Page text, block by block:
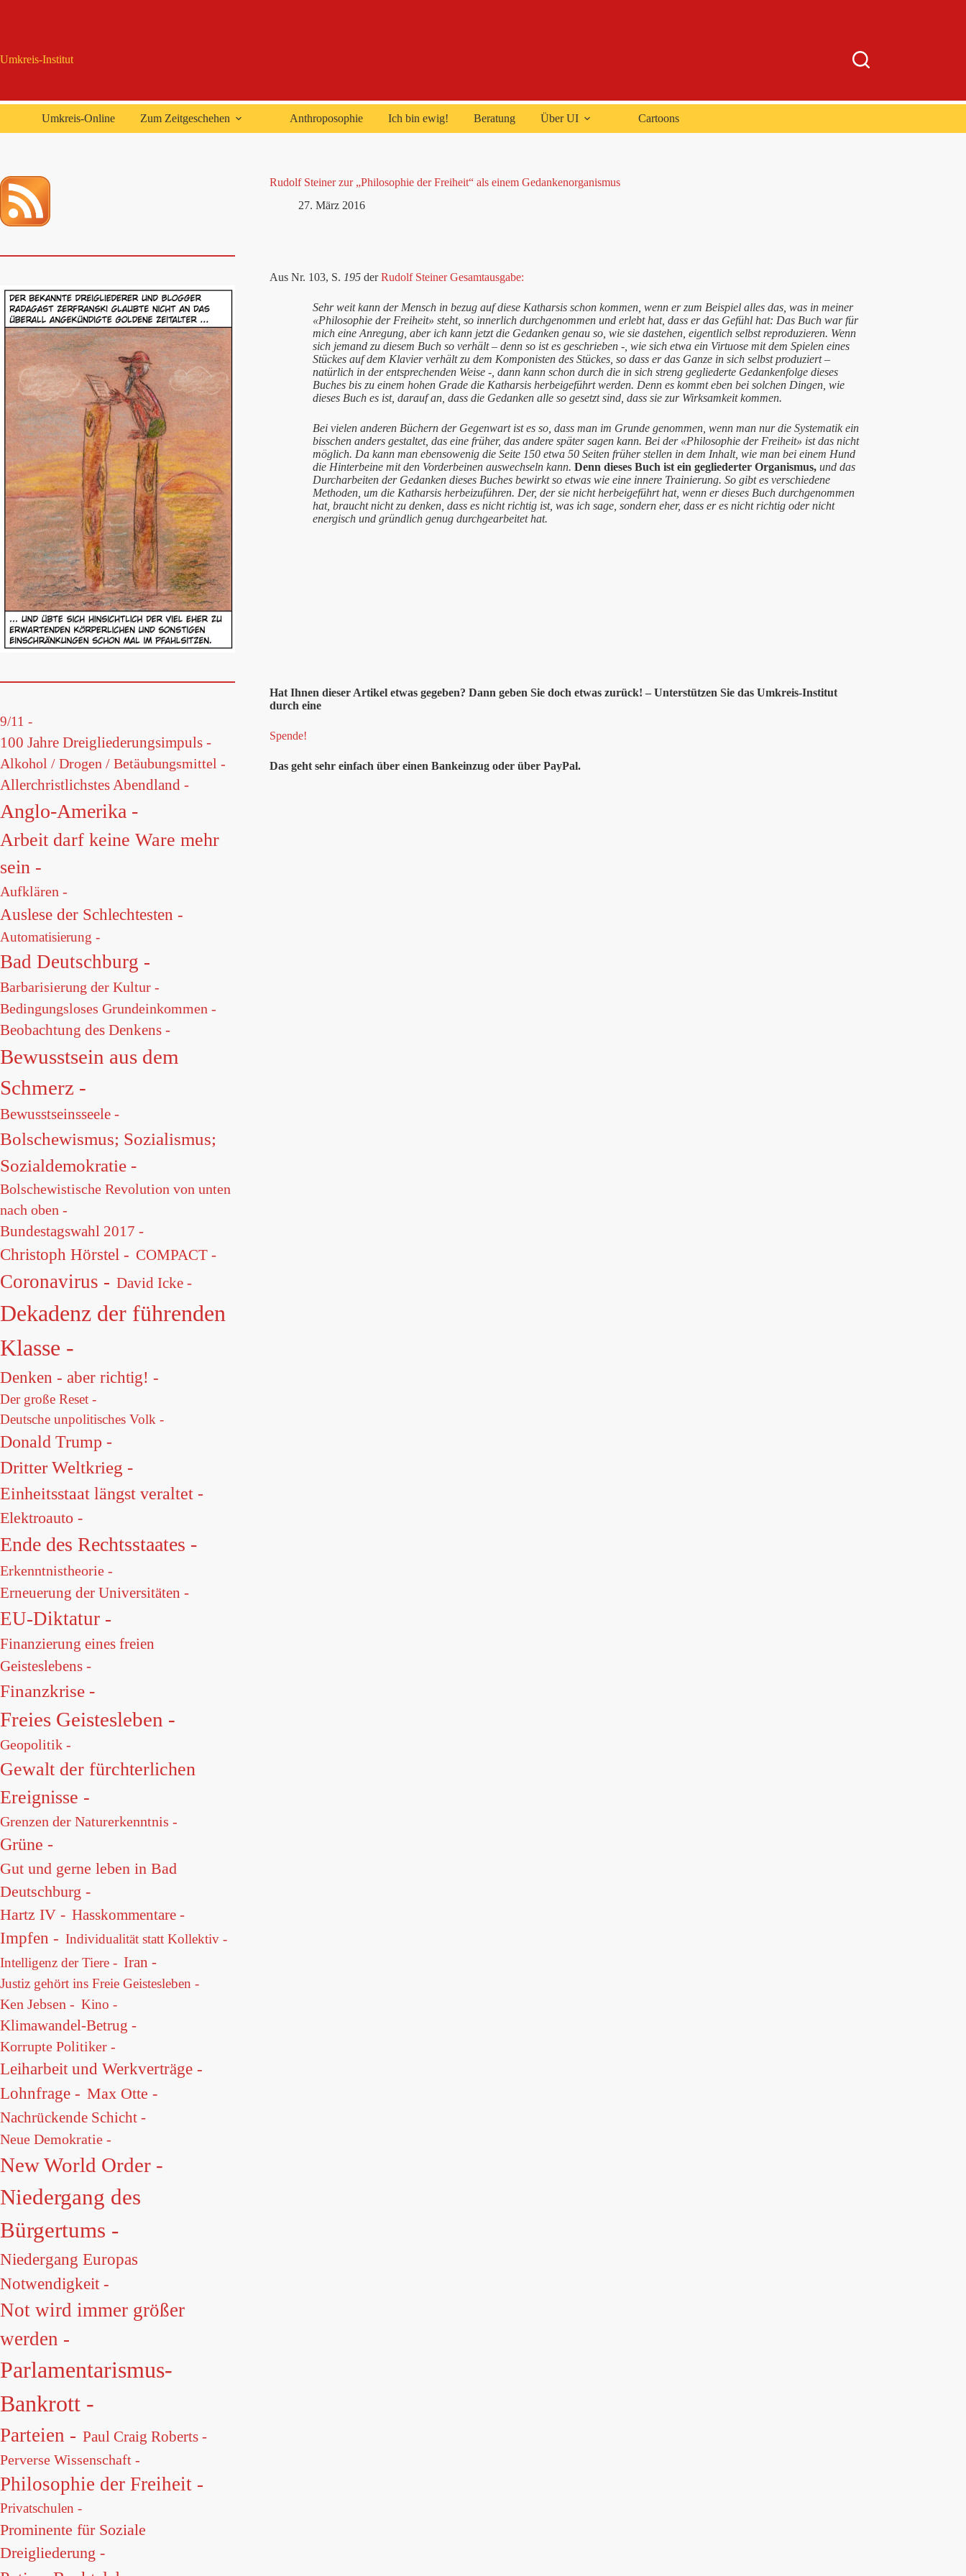
Umkreis-Institut
Umkreis-Online Zum Zeitgeschehen Anthroposophie Ich bin ewig! Beratung Über UI Cartoons
Rudolf Steiner zur „Philosophie der Freiheit“ als einem Gedankenorganismus
27. März 2016
Aus Nr. 103, S. 195derRudolf Steiner Gesamtausgabe:
Sehr weit kann der Mensch in bezug auf diese Katharsis schon kommen, wenn er zum Beispiel alles das, was in meiner
«Philosophie der Freiheit» steht, so innerlich durchgenommen und erlebt hat, dass er das Gefühl hat: Das Buch war für
mich eine Anregung, aber ich kann jetzt die Gedanken genau so, wie sie dastehen, eigentlich selbst reproduzieren. Wenn
sich jemand zu diesem Buch so verhält – denn so ist es geschrieben -, wie sich etwa ein Virtuose mit dem Spielen eines
Stückes auf dem Klavier verhält zu dem Komponisten des Stückes, so dass er das Ganze in sich selbst produziert –
natürlich in der entsprechenden Weise -, dann kann schon durch die in sich streng gegliederte Gedankenfolge dieses
Buches bis zu einem hohen Grade die Katharsis herbeigeführt werden. Denn es kommt eben bei solchen Dingen, wie
dieses Buch es ist, darauf an, dass die Gedanken alle so gesetzt sind, dass sie zur Wirksamkeit kommen.
Bei vielen anderen Büchern der Gegenwart ist es so, dass man im Grunde genommen, wenn man nur die Systematik ein
bisschen anders gestaltet, das eine früher, das andere später sagen kann. Bei der «Philosophie der Freiheit» ist das nicht
möglich. Da kann man ebensowenig die Seite 150 etwa 50 Seiten früher stellen in dem Inhalt, wie man bei einem Hund
die Hinterbeine mit den Vorderbeinen auswechseln kann. Denn dieses Buch ist ein gegliederter Organismus,und das
Durcharbeiten der Gedanken dieses Buches bewirkt so etwas wie eine innere Trainierung. So gibt es verschiedene
Methoden, um die Katharsis herbeizuführen. Der, der sie nicht herbeigeführt hat, wenn er dieses Buch durchgenommen
hat, braucht nicht zu denken, dass es nicht richtig ist, was ich sage, sondern eher, dass er es nicht richtig oder nicht
energisch und gründlich genug durchgearbeitet hat.
Hat Ihnen dieser Artikel etwas gegeben? Dann geben Sie doch etwas zurück! – Unterstützen Sie das Umkreis-Institut
durch eine
Spende!
Das geht sehr einfach über einen Bankeinzug oder über PayPal.
9/11 -
100 Jahre Dreigliederungsimpuls -
Alkohol / Drogen / Betäubungsmittel -
Allerchristlichstes Abendland -
Anglo-Amerika -
Arbeit darf keine Ware mehr
sein -
Aufklären -
Auslese der Schlechtesten -
Automatisierung -
Bad Deutschburg -
Barbarisierung der Kultur -
Bedingungsloses Grundeinkommen -
Beobachtung des Denkens -
Bewusstsein aus dem
Schmerz -
Bewusstseinsseele -
Bolschewismus; Sozialismus;
Sozialdemokratie -
Bolschewistische Revolution von unten
nach oben -
Bundestagswahl 2017 -
Christoph Hörstel - COMPACT -
Coronavirus - David Icke -
Dekadenz der führenden
Klasse -
Denken - aber richtig! -
Der große Reset -
Deutsche unpolitisches Volk -
Donald Trump -
Dritter Weltkrieg -
Einheitsstaat längst veraltet -
Elektroauto -
Ende des Rechtsstaates -
Erkenntnistheorie -
Erneuerung der Universitäten -
EU-Diktatur -
Finanzierung eines freien
Geisteslebens -
Finanzkrise -
Freies Geistesleben -
Geopolitik -
Gewalt der fürchterlichen
Ereignisse -
Grenzen der Naturerkenntnis -
Grüne -
Gut und gerne leben in Bad
Deutschburg -
Hartz IV - Hasskommentare -
Impfen - Individualität statt Kollektiv -
Intelligenz der Tiere - Iran -
Justiz gehört ins Freie Geistesleben -
Ken Jebsen - Kino -
Klimawandel-Betrug -
Korrupte Politiker -
Leiharbeit und Werkverträge -
Lohnfrage - Max Otte -
Nachrückende Schicht -
Neue Demokratie -
New World Order -
Niedergang des
Bürgertums -
Niedergang Europas
Notwendigkeit -
Not wird immer größer
werden -
Parlamentarismus-
Bankrott -
Parteien - Paul Craig Roberts -
Perverse Wissenschaft -
Philosophie der Freiheit -
Privatschulen -
Prominente für Soziale
Dreigliederung -